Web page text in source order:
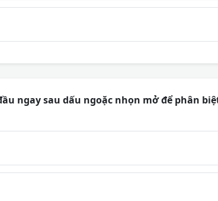
ngay sau dấu ngoặc nhọn mở để phân